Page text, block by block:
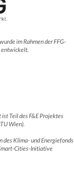
wurde im Rahmen der FFG-
entwickelt.
Teil des F&E Projektes
Wien).
Klima- und Energiefonds
Cities-Initiative